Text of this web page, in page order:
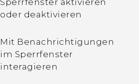
Was ist der Unterschied
microSD Karte als
Wechselspeicher und
interner Speicher?
Sperrfenster aktivieren
oder deaktivieren
Mit Benachrichtigungen
im Sperrfenster
interagieren